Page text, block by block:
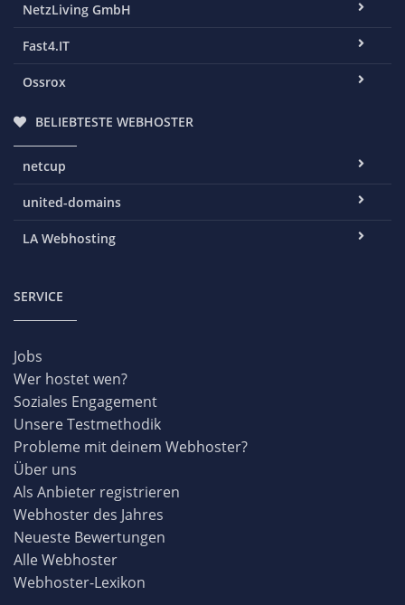
NetzLiving GmbH
Fast4.IT
Ossrox
BELIEBTESTE WEBHOSTER
netcup
united-domains
LA Webhosting
SERVICE
Jobs
Wer hostet wen?
Soziales Engagement
Unsere Testmethodik
Probleme mit deinem Webhoster?
Über uns
Als Anbieter registrieren
Webhoster des Jahres
Neueste Bewertungen
Alle Webhoster
Webhoster-Lexikon